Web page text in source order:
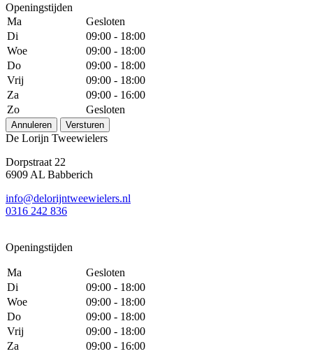
Openingstijden
Ma
Gesloten
Di
09:00 - 18:00
Woe
09:00 - 18:00
Do
09:00 - 18:00
Vrij
09:00 - 18:00
Za
09:00 - 16:00
Zo
Gesloten
Annuleren Versturen
De Lorijn Tweewielers
Dorpstraat 22
6909 AL Babberich
info@delorijntweewielers.nl
0316 242 836
Openingstijden
Ma
Gesloten
Di
09:00 - 18:00
Woe
09:00 - 18:00
Do
09:00 - 18:00
Vrij
09:00 - 18:00
Za
09:00 - 16:00